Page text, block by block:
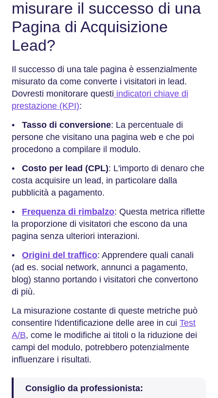
misurare il successo di una
Pagina di Acquisizione
Lead?
Il successo di una tale pagina è essenzialmente
misurato da come converte i visitatori in lead.
Dovresti monitorare questi indicatori chiave di
prestazione (KPI):
• Tasso di conversione: La percentuale di
persone che visitano una pagina web e che poi
procedono a compilare il modulo.
• Costo per lead (CPL): L'importo di denaro che
costa acquisire un lead, in particolare dalla
pubblicità a pagamento.
• Frequenza di rimbalzo: Questa metrica riflette
la proporzione di visitatori che escono da una
pagina senza ulteriori interazioni.
• Origini del traffico: Apprendere quali canali
(ad es. social network, annunci a pagamento,
blog) stanno portando i visitatori che convertono
di più.
La misurazione costante di queste metriche può
consentire l'identificazione delle aree in cui Test
A/B, come le modifiche ai titoli o la riduzione dei
campi del modulo, potrebbero potenzialmente
influenzare i risultati.
Consiglio da professionista: